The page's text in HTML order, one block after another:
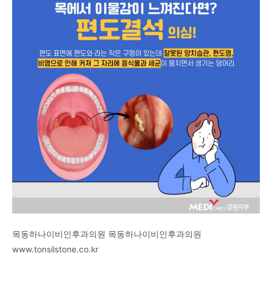
목동하나이비인후과의원 목동하나이비인후과의원
www.tonsilstone.co.kr